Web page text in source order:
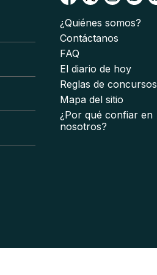
¿Quiénes somos?
Contáctanos
FAQ
El diario de hoy
Reglas de concursos
Mapa del sitio
¿Por qué confiar en
nosotros?